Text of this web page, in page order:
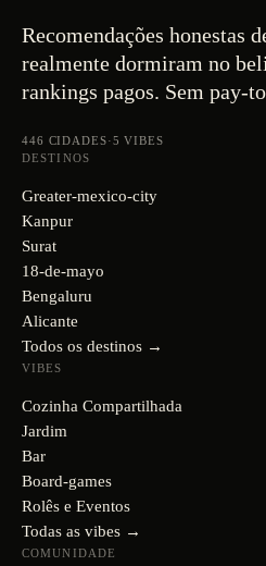
Recomendações honestas
realmente dormiram no
rankings pagos. Sem pay-
446 CIDADES·5 VIBES
DESTINOS
Greater-mexico-city
Kanpur
Surat
18-de-mayo
Bengaluru
Alicante
Todos os destinos →
VIBES
Cozinha Compartilhada
Jardim
Bar
Board-games
Rolês e Eventos
Todas as vibes →
COMUNIDADE